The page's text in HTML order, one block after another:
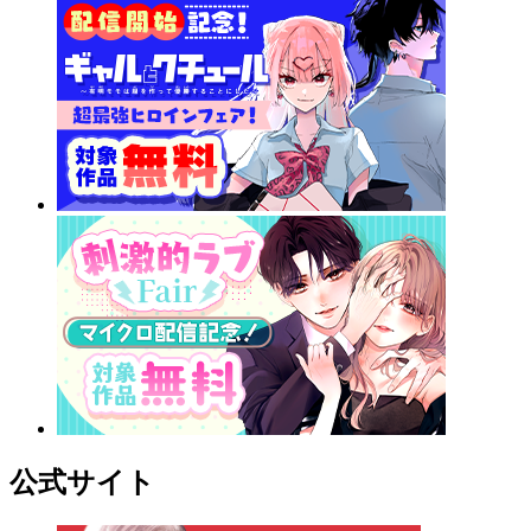
公式サイト